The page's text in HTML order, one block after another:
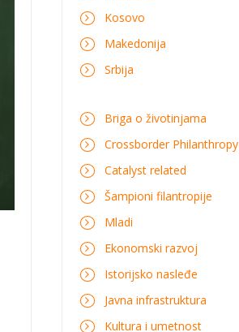
Kosovo
Makedonija
Srbija
Briga o životinjama
Crossborder Philanthropy
Catalyst related
Šampioni filantropije
Mladi
Ekonomski razvoj
Istorijsko nasleđe
Javna infrastruktura
Kultura i umetnost